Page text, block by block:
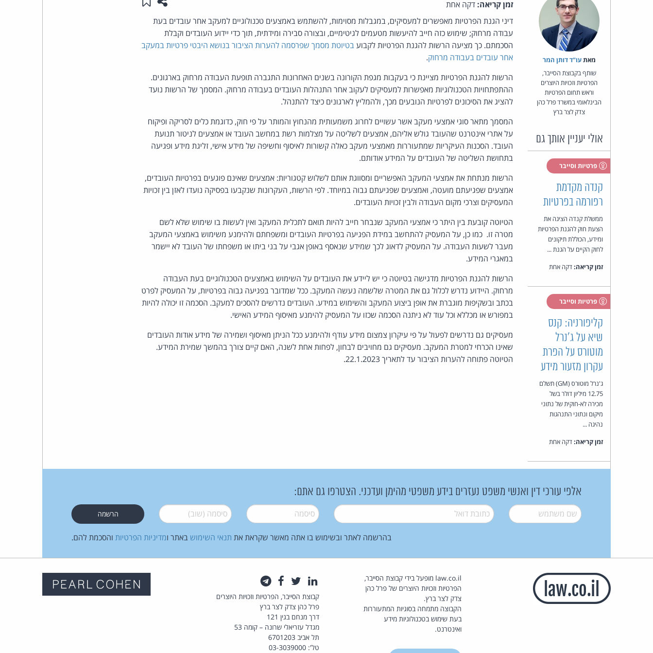
מאת‏עו"ד דותן המר
שותף בקבוצת הסייבר,
הפרטיות וזכויות היוצרים
וראש תחום הפרטיות
הבינלאומי במשרד פרל כהן
צדק לצר ברץ
אולי יעניין אותך גם
פרטיות וסייבר
קנדה מקדמת
רפורמה בפרטיות
ממשלת קנדה הציגה את
הצעת חוק להגנת הפרטיות
ומידע, הכוללת תיקונים
לחוק הקיים על הגנת ...
זמן קריאה:דקה אחת
פרטיות וסייבר
קליפורניה: קנס
שיא על ג'נרל
מוטורס על הפרת
עקרון מזעור מידע
ג'נרל מוטורס (GM) תשלם
12.75 מיליון דולר בשל
מכירה לא-חוקית של נתוני
מיקום ונתוני התנהגות
נהיגה ...
זמן קריאה:דקה אחת
זמן קריאה: דקה אחת
דיני הגנת הפרטיות מאפשרים למעסיקים, במגבלות מסוימות, להשתמש באמצעים טכנולוגיים למעקב אחר עובדים בעת
עבודה מרחוק; שימוש כזה חייב להיעשות מטעמים לגיטימיים, ובצורה סבירה ומידתית, תוך כדי יידוע העובדים וקבלת
הסכמתם. כך מציעה הרשות להגנת הפרטיות לקבועבטיוטת מסמך שפרסמה להערות הציבור בנושא היבטי פרטיות במעקב
אחר עובדים בעבודה מרחוק.
הרשות להגנת הפרטיות מציינת כי בעקבות מגפת הקורונה בשנים האחרונות התגברה תופעת העבודה מרחוק בארגונים.
ההתפתחויות הטכנולוגיות מאפשרות למעסיקים לעקוב אחר התנהלות העובדים בעבודה מרחוק. המסמך של הרשות נועד
להציג את הסיכונים לפרטיות הנובעים מכך, ולהמליץ לארגונים כיצד להתנהל.
המסמך מתאר סוגי אמצעי מעקב אשר עשויים לחרוג משמעותית מהנחוץ והמותר על פי חוק, כדוגמת כלים לסריקה ופיקוח
על אתרי אינטרנט שהעובד גולש אליהם, אמצעים לשליטה על מצלמות רשת במחשב העובד או אמצעים לניטור תנועת
העובד. הסכנות העיקריות שמתעוררות מאמצעי מעקב כאלה קשורות לאיסוף וחשיפה של מידע אישי, זליגת מידע ופגיעה
בתחושת השליטה של העובדים על המידע אודותם.
הרשות מנתחת את אמצעי המעקב האפשריים ומסווגת אותם לשלוש קטגוריות: אמצעים שאינם פוגעים בפרטיות העובדים,
אמצעים שפגיעתם מועטה, ואמצעים שפגיעתם גבוה במיוחד. לפי הרשות, העקרונות שנקבעו בפסיקה נועדו לאזן בין זכויות
המעסיקים וצרכי מקום העבודה ולבין זכויות העובדים.
הטיוטה קובעת בין היתר כי אמצעי המעקב שנבחר חייב להיות תואם לתכלית המעקב ואין לעשות בו שימוש שלא לשם
מטרה זו. כמו כן, על המעסיק להתחשב במידת הפגיעה בפרטיות העובדים ומשפחתם ולהימנע משימוש באמצעי המעקב
מעבר לשעות העבודה. על המעסיק לדאוג לכך שמידע שנאסף באופן אגבי על בני ביתו או משפחתו של העובד לא יישמר
במאגרי המידע.
הרשות להגנת הפרטיות מדגישה בטיוטה כי יש ליידע את העובדים על השימוש באמצעים הטכנולוגיים בעת העבודה
מרחוק. היידוע נדרש לכלול גם את המטרה שלשמה נעשה המעקב. ככל שמדובר בפגיעה גבוה בפרטיות, על המעסיק לפרט
בכתב ובשקיפות מוגברת את אופן ביצוע המעקב והשימוש במידע. העובדים נדרשים להסכים למעקב. הסכמה זו יכולה להיות
במפורש או מכללא וכל עוד לא ניתנה הסכמה שכזו על המעסיק להימנע מאיסוף המידע האישי.
מעסיקים גם נדרשים לפעול על פי עיקרון צמצום מידע עודף ולהימנע ככל הניתן מאיסוף ושמירה של מידע אודות העובדים
שאינו הכרחי למטרת המעקב. מעסיקים גם מחויבים לבחון, לפחות אחת לשנה, האם קיים צורך בהמשך שמירת המידע.
הטיוטה פתוחה להערות הציבור עד לתאריך 22.1.2023.
אלפי עורכי דין ואנשי משפט נעזרים בידע משפטי מהימן ועדכני. הצטרפו גם אתם:
שם משתמש* דואל* סיסמה* סיסמה (שוב)*
בהרשמה לאתר ובשימוש בו אתה מאשר שקראת את תנאי השימוש באתר ומדיניות הפרטיות והסכמת להם.
law.co.il מופעל בידי קבוצת הסייבר,
הפרטיות וזכויות היוצרים של פרל כהן
צדק לצר ברץ.
הקבוצה מתמחה בסוגיות המתעוררות
בעת שימוש בטכנולוגיות מידע
ואינטרנט.
לינקדאין
טוויטרפייסבוק
קבוצת הסייבר, הפרטיות וזכויות היוצרים
פרל כהן צדק לצר ברץ
דרך מנחם בגין 121
מגדל עזריאלי שרונה – קומה 53
תל אביב 6701203
טל': 03-3039000